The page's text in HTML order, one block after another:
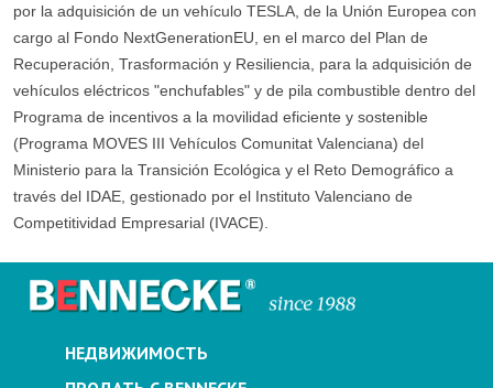
por la adquisición de un vehículo TESLA, de la Unión Europea con
cargo al Fondo NextGenerationEU, en el marco del Plan de
Recuperación, Trasformación y Resiliencia, para la adquisición de
vehículos eléctricos "enchufables" y de pila combustible dentro del
Programa de incentivos a la movilidad eficiente y sostenible
(Programa MOVES III Vehículos Comunitat Valenciana) del
Ministerio para la Transición Ecológica y el Reto Demográfico a
través del IDAE, gestionado por el Instituto Valenciano de
Competitividad Empresarial (IVACE).
НЕДВИЖИМОСТЬ